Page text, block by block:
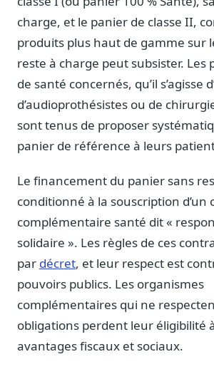
Journalistes
Chercheurs
Suivi par secteur
11 secteurs : énergie, santé, finance,
Cas d'usage concrets
Consultants seniors, plateforme
Guides pratiques
17 guides sur le Parlement, la
Blog & Podcast Hémicycle
Analyses, méthodes, coulisses
charge, et le panier de classe II,
produits plus haut de gamme sur
reste à charge peut subsister. Les
de santé concernés, qu’il s’agisse
d’audioprothésistes ou de
sont tenus de proposer
panier de référence à leurs
Le financement du panier sans
conditionné à la souscription d’un
complémentaire santé dit «
solidaire ». Les règles de ces
par décret, et leur respect est
pouvoirs publics. Les organismes
complémentaires qui ne
obligations perdent leur éligibilité
avantages fiscaux et sociaux.